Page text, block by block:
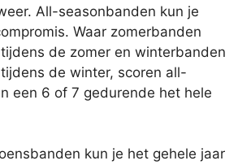
All-seasonbanden kun je
Waar zomerbanden
de zomer en winterbanden
de winter, scoren all-
een 6 of 7 gedurende het hele
kun je het gehele jaar